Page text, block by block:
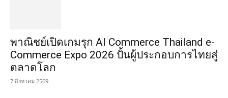
พาณิชย์เปิดเกมรุก AI Commerce Thailand e-
Commerce Expo 2026 ปั้นผู้ประกอบการไทยสู่
ตลาดโลก
7 สิงหาคม 2569